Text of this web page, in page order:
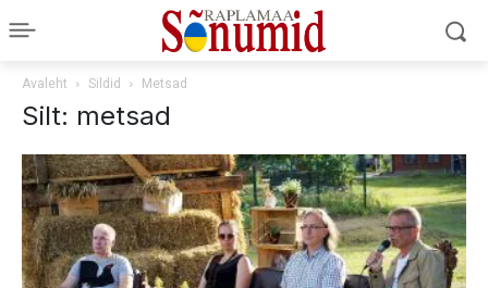
Avaleht Sildid Metsad
Silt: metsad